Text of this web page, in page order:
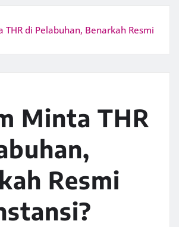
THR di Pelabuhan, Benarkah Resmi
Minta THR
Resmi